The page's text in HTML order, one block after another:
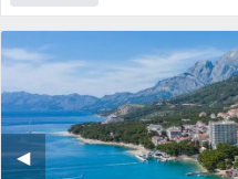
◀︎